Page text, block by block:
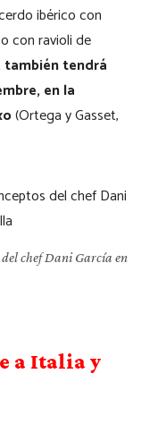
ibérico con
con ravioli de
también tendrá
en la
(Ortega y Gasset,
chef Dani García en
a Italia y